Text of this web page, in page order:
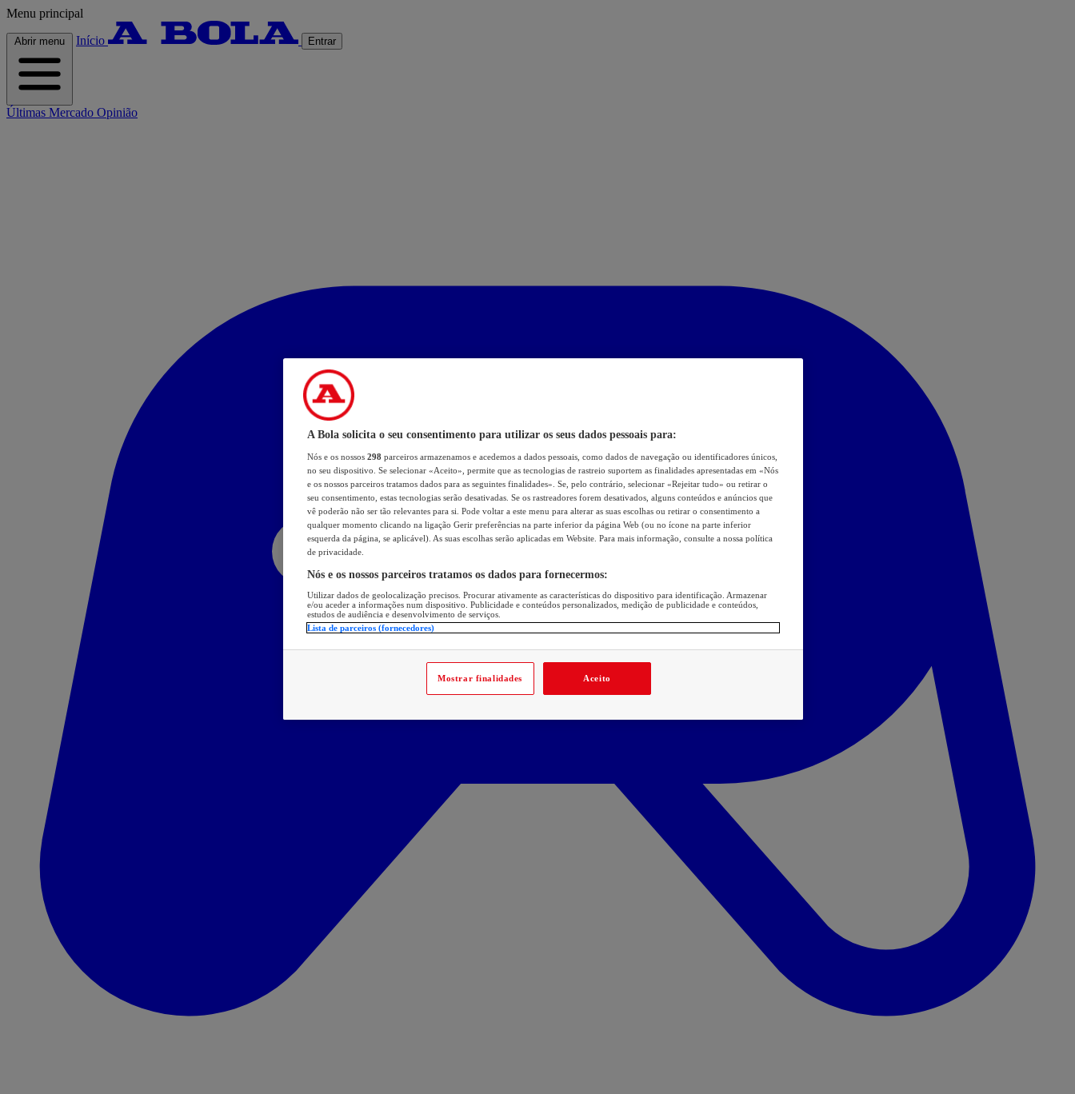
Menu principal
Abrir menu Início Entrar
Últimas Mercado Opinião
A Bola solicita o seu consentimento para utilizar os seus dados pessoais para:
Nós e os nossos 298 parceiros armazenamos e acedemos a dados pessoais, como dados de navegação ou identificadores únicos,
no seu dispositivo. Se selecionar «Aceito», permite que as tecnologias de rastreio suportem as finalidades apresentadas em «Nós
e os nossos parceiros tratamos dados para as seguintes finalidades». Se, pelo contrário, selecionar «Rejeitar tudo» ou retirar o
seu consentimento, estas tecnologias serão desativadas. Se os rastreadores forem desativados, alguns conteúdos e anúncios que
vê poderão não ser tão relevantes para si. Pode voltar a este menu para alterar as suas escolhas ou retirar o consentimento a
qualquer momento clicando na ligação Gerir preferências na parte inferior da página Web (ou no ícone na parte inferior
esquerda da página, se aplicável). As suas escolhas serão aplicadas em Website. Para mais informação, consulte a nossa política
de privacidade.
Nós e os nossos parceiros tratamos os dados para fornecermos:
Utilizar dados de geolocalização precisos. Procurar ativamente as características do dispositivo para identificação. Armazenar
e/ou aceder a informações num dispositivo. Publicidade e conteúdos personalizados, medição de publicidade e conteúdos,
estudos de audiência e desenvolvimento de serviços.
Lista de parceiros (fornecedores)
Mostrar finalidades Aceito